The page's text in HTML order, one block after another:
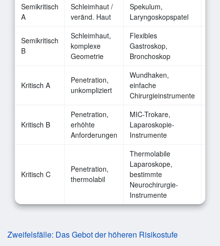
Semikritisch
A
Schleimhaut /
veränd. Haut
Spekulum,
Laryngoskopspatel
Semikritisch
B
Schleimhaut,
komplexe
Geometrie
Flexibles
Gastroskop,
Bronchoskop
Kritisch A
Penetration,
unkompliziert
Wundhaken,
einfache
Chirurgieinstrumente
Kritisch B
Penetration,
erhöhte
Anforderungen
MIC-Trokare,
Laparoskopie-
Instrumente
Kritisch C
Penetration,
thermolabil
Thermolabile
Laparoskope,
bestimmte
Neurochirurgie-
Instrumente
Zweifelsfälle: Das Gebot der höheren Risikostufe